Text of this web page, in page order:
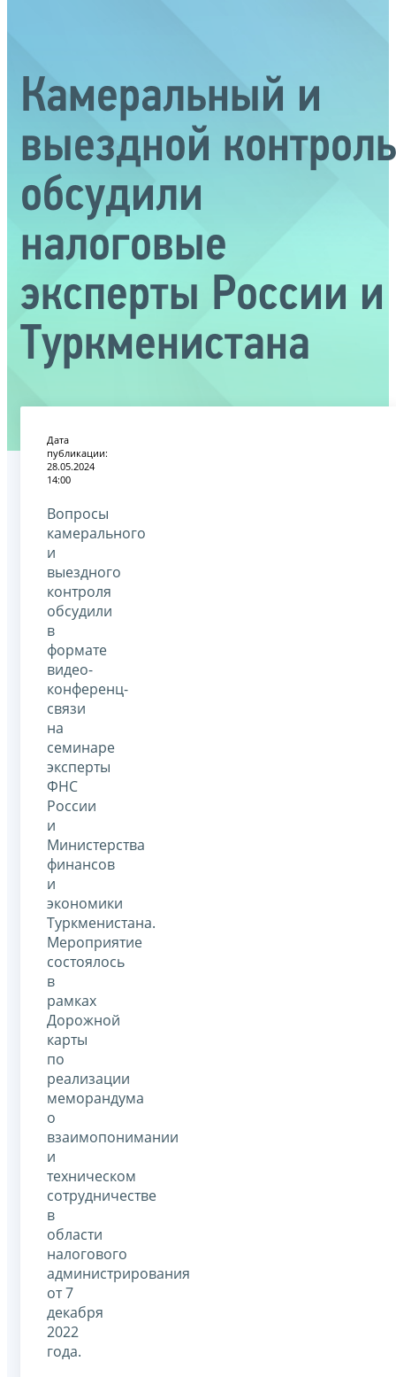
Камеральный и
выездной контроль
обсудили
налоговые
эксперты России и
Туркменистана
Дата
публикации:
28.05.2024
14:00
Вопросы
камерального
и
выездного
контроля
обсудили
в
формате
видео-
конференц-
связи
на
семинаре
эксперты
ФНС
России
и
Министерства
финансов
и
экономики
Туркменистана.
Мероприятие
состоялось
в
рамках
Дорожной
карты
по
реализации
меморандума
о
взаимопонимании
и
техническом
сотрудничестве
в
области
налогового
администрирования
от 7
декабря
2022
года.